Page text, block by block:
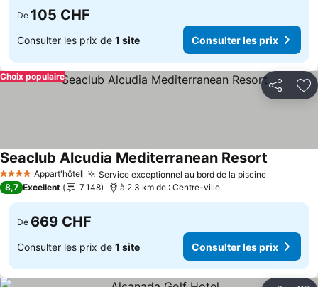
De 105 CHF
Consulter les prix de 1 site Consulter les prix
Partager
Choix populaire
4 Étoiles Appart'hôtel Service exceptionnel au bord de la piscine
Seaclub Alcudia Mediterranean Resort
8,7 Excellent 7 148 à 2.3 km de : Centre-ville
De 669 CHF
Consulter les prix de 1 site Consulter les prix